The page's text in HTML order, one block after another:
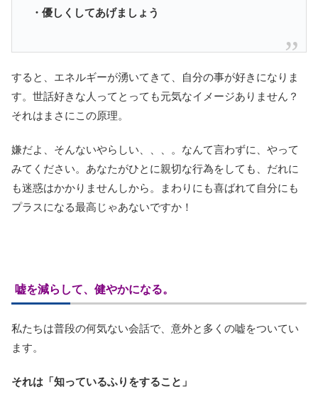
・優しくしてあげましょう
すると、エネルギーが湧いてきて、自分の事が好きになりま
す。世話好きな人ってとっても元気なイメージありません？
それはまさにこの原理。
嫌だよ、そんないやらしい、、、。なんて言わずに、やって
みてください。あなたがひとに親切な行為をしても、だれに
も迷惑はかかりませんしから。まわりにも喜ばれて自分にも
プラスになる最高じゃあないですか！
嘘を減らして、健やかになる。
私たちは普段の何気ない会話で、意外と多くの嘘をついてい
ます。
それは「知っているふりをすること」